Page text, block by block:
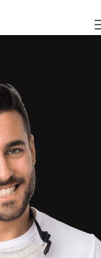
ayarı nasıl
Yapılır
doğru